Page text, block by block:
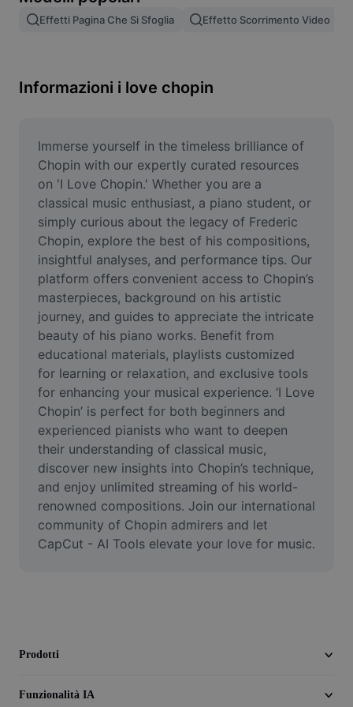
Rimuovi sfondo immagine
Miglioratore di immagini
Editor di foto online
Generatore di meme
AI Text Remover
AI People Remover
AI Inpainting
Face Cutout
Rimuovi sfondo video
Miglioramento della qualità
Editor video
Taglia video
Aggiungi sottotitoli al video
Effetti Pagina Che Si Sfoglia Effetto Scorrimento Video
Informazioni i love chopin
Immerse yourself in the timeless brilliance of
Chopin with our expertly curated resources
on 'I Love Chopin.' Whether you are a
classical music enthusiast, a piano student, or
simply curious about the legacy of Frederic
Chopin, explore the best of his compositions,
insightful analyses, and performance tips. Our
platform offers convenient access to Chopin’s
masterpieces, background on his artistic
journey, and guides to appreciate the intricate
beauty of his piano works. Benefit from
educational materials, playlists customized
for learning or relaxation, and exclusive tools
for enhancing your musical experience. ‘I Love
Chopin’ is perfect for both beginners and
experienced pianists who want to deepen
their understanding of classical music,
discover new insights into Chopin’s technique,
and enjoy unlimited streaming of his world-
renowned compositions. Join our international
community of Chopin admirers and let
CapCut - AI Tools elevate your love for music.
Prodotti
Funzionalità IA